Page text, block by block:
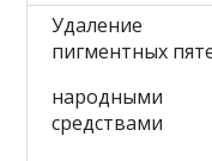
Удаление
пигментных
народными
средствами